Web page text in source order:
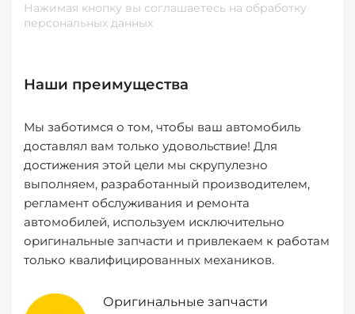
Нажимая кнопку вы соглашаетесь на обработку
персональных данных
Наши преимущества
Мы заботимся о том, чтобы ваш автомобиль
доставлял вам только удовольствие! Для
достижения этой цели мы скрупулезно
выполняем, разработанный производителем,
регламент обслуживания и ремонта
автомобилей, используем исключительно
оригинальные запчасти и привлекаем к работам
только квалифицированных механиков.
Оригинальные запчасти